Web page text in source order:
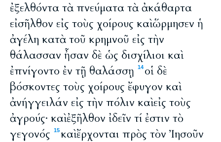
ἐξελθόντα τὰ πνεύματα τὰ ἀκάθαρτα
εἰσῆλθον εἰς τοὺς χοίρους καὶ ὥρμησεν ἡ
ἀγέλη κατὰ τοῦ κρημνοῦ εἰς τὴν
θάλασσαν ἦσαν δὲ ὡς δισχίλιοι καὶ
ἐπνίγοντο ἐν τῇ θαλάσσῃ
14 οἱ δὲ
βόσκοντες τοὺς χοίρους ἔφυγον καὶ
ἀνήγγειλάν εἰς τὴν πόλιν καὶ εἰς τοὺς
ἀγρούς· καὶ ἐξῆλθον ἰδεῖν τί ἐστιν τὸ
γεγονός
15καὶ ἔρχονται πρὸς τὸν Ἰησοῦν